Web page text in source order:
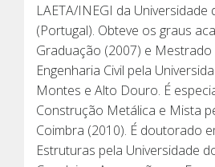
LAETA/INEGI da Universidade
(Portugal). Obteve os graus
Graduação (2007) e Mestrado
Engenharia Civil pela
Montes e Alto Douro. É
Construção Metálica e Mista
Coimbra (2010). É doutorado
Estruturas pela Universidade